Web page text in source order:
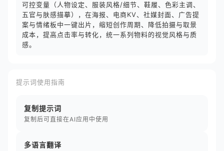
可控变量（人物设定、服装风格/细节、鞋履、色彩主调、
五官与肤感描摹），在海报、电商KV、社媒封面、广告提
案与情绪板中一键出片，缩短创作周期、降低拍摄与取景
成本，提高点击率与转化，统一系列物料的视觉风格与质
感。
提示词使用指南
复制提示词
复制后可直接在AI应用中使用
多语言翻译